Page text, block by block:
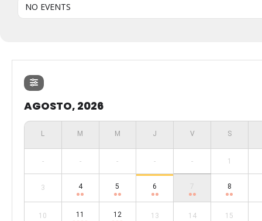
NO EVENTS
AGOSTO, 2026
- - - - - 1
3 4 5 6 7 8
10 11 12 13 14 15